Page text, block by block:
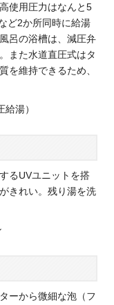
使用圧力はなんと5
ど2か所同時に給湯
呂の浴槽は、減圧弁
また水道直圧式はタ
を維持できるため、
るUVユニットを搭
きれい。残り湯を洗
ーから微細な泡（フ